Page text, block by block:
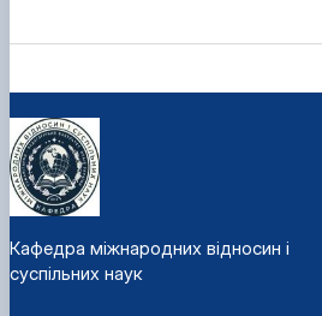
Кафедра міжнародних відносин і
суспільних наук